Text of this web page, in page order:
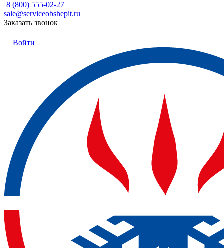
8 (800) 555-02-27
sale@serviceobshepit.ru
Заказать звонок
Войти